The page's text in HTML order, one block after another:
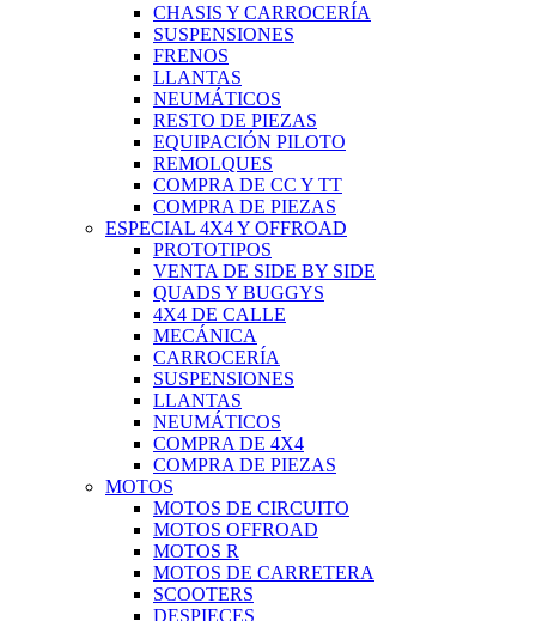
CHASIS Y CARROCERÍA
SUSPENSIONES
FRENOS
LLANTAS
NEUMÁTICOS
RESTO DE PIEZAS
EQUIPACIÓN PILOTO
REMOLQUES
COMPRA DE CC Y TT
COMPRA DE PIEZAS
ESPECIAL 4X4 Y OFFROAD
PROTOTIPOS
VENTA DE SIDE BY SIDE
QUADS Y BUGGYS
4X4 DE CALLE
MECÁNICA
CARROCERÍA
SUSPENSIONES
LLANTAS
NEUMÁTICOS
COMPRA DE 4X4
COMPRA DE PIEZAS
MOTOS
MOTOS DE CIRCUITO
MOTOS OFFROAD
MOTOS R
MOTOS DE CARRETERA
SCOOTERS
DESPIECES